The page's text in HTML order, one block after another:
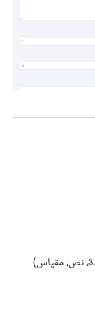
نص، مقياس)